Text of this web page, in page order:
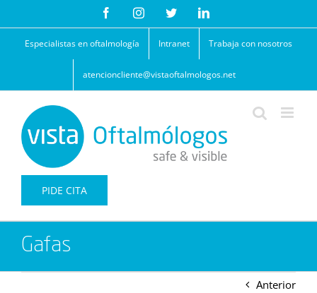
contenido
FacebookInstagramTwitterLinkedIn
Especialistas en oftalmología Intranet Trabaja con nosotros
atencioncliente@vistaoftalmologos.net
PIDE CITA
Gafas
Anterior